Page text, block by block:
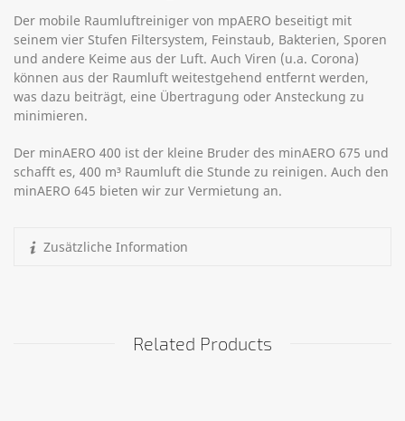
Der mobile Raumluftreiniger von mpAERO beseitigt mit
seinem vier Stufen Filtersystem, Feinstaub, Bakterien, Sporen
und andere Keime aus der Luft. Auch Viren (u.a. Corona)
können aus der Raumluft weitestgehend entfernt werden,
was dazu beiträgt, eine Übertragung oder Ansteckung zu
minimieren.
Der minAERO 400 ist der kleine Bruder des minAERO 675 und
schafft es, 400 m³ Raumluft die Stunde zu reinigen. Auch den
minAERO 645 bieten wir zur Vermietung an.
Zusätzliche Information
Related Products